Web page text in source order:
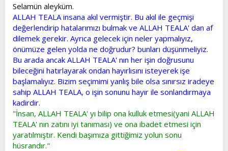
Selamün aleyküm.
ALLAH TEALA insana akıl vermiştir. Bu akıl ile geçmişi
değerlendirip hatalarımızı bulmak ve ALLAH TEALA' dan af
dilemek gerekir. Ayrıca gelecek için neler yapmalıyız,
önümüze gelen yolda ne doğrudur? bunları düşünmeliyiz.
Bu arada ancak ALLAH TEALA' nın her işin doğrusunu
bileceğini hatırlayarak ondan hayırlısını isteyerek işe
başlamalıyız. Bizim seçimimi yanlış bile olsa sınırsız iradeye
sahip ALLAH TEALA, o işin sonunu hayır ile sonlandırmaya
kadirdir.
"İnsan, ALLAH TEALA' yı bilip ona kulluk etmesi(yani ALLAH
TEALA' nın zatını iyi tanıması) ve ona ibadet etmesi için
yaratılmıştır. Kendi başımıza gittiğimiz yolun sonu
hüsrandır."